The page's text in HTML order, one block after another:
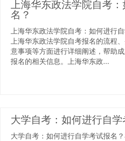
上海华东政法学院自考
名？
上海华东政法学院自考：如何进行
上海华东政法学院自考报名的流程
意事项等方面进行详细阐述，帮助
报名的相关信息。上海华东政...
大学自考：如何进行自学
大学自考：如何进行自学考试报名